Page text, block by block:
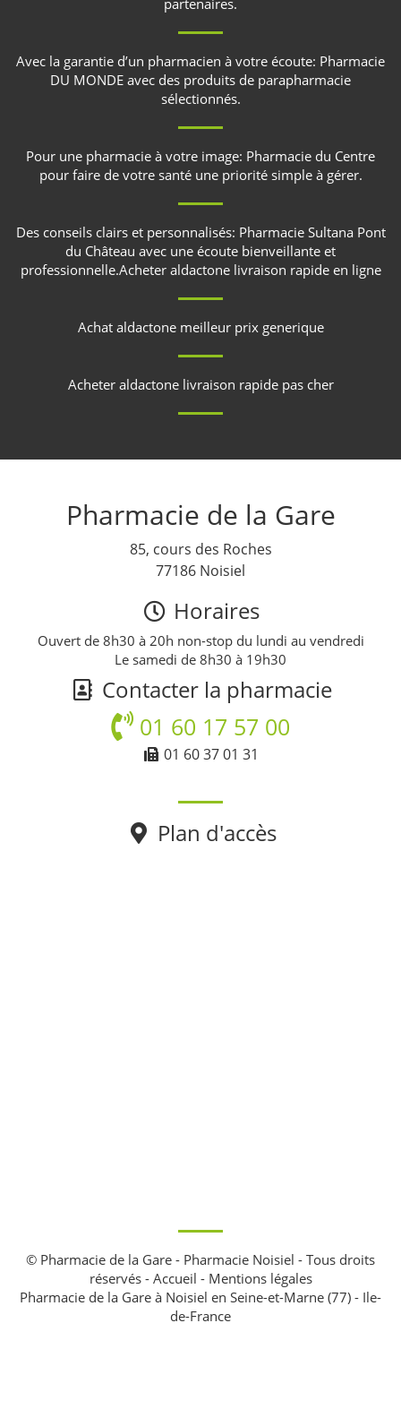
Avec la garantie d’un pharmacien à votre écoute: Pharmacie
DU MONDE avec des produits de parapharmacie
sélectionnés.
Pour une pharmacie à votre image: Pharmacie du Centre
pour faire de votre santé une priorité simple à gérer.
Des conseils clairs et personnalisés: Pharmacie Sultana Pont
du Château avec une écoute bienveillante et
professionnelle.Acheter aldactone livraison rapide en ligne
Achat aldactone meilleur prix generique
Acheter aldactone livraison rapide pas cher
Pharmacie de la Gare
85, cours des Roches
77186 Noisiel
Horaires
Ouvert de 8h30 à 20h non-stop du lundi au vendredi
Le samedi de 8h30 à 19h30
Contacter la pharmacie
01 60 17 57 00
01 60 37 01 31
Plan d'accès
© Pharmacie de la Gare - Pharmacie Noisiel - Tous droits
réservés - Accueil - Mentions légales
Pharmacie de la Gare à Noisiel en Seine-et-Marne (77) - Ile-
de-France